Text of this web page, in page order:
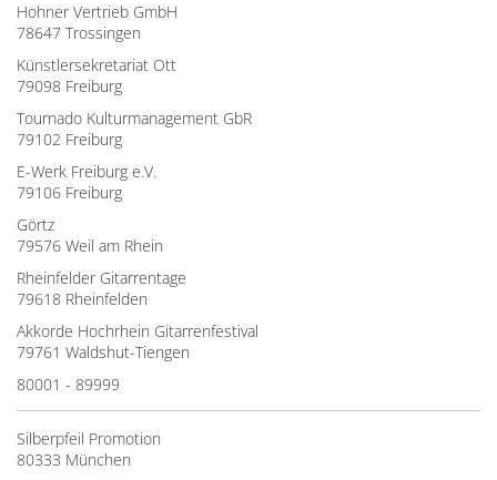
Hohner Vertrieb GmbH
78647 Trossingen
Künstlersekretariat Ott
79098 Freiburg
Tournado Kulturmanagement GbR
79102 Freiburg
E-Werk Freiburg e.V.
79106 Freiburg
Görtz
79576 Weil am Rhein
Rheinfelder Gitarrentage
79618 Rheinfelden
Akkorde Hochrhein Gitarrenfestival
79761 Waldshut-Tiengen
80001 - 89999
Silberpfeil Promotion
80333 München